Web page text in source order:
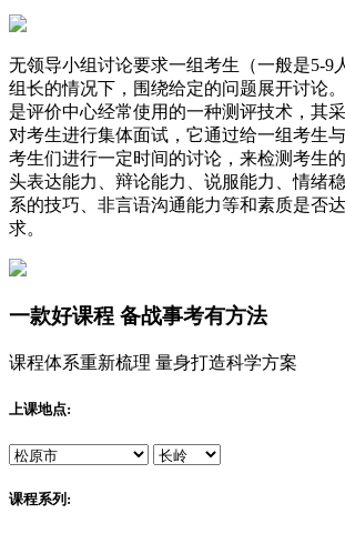
无领导小组讨论要求一组考生（一般是5-9
组长的情况下，围绕给定的问题展开讨论
是评价中心经常使用的一种测评技术，其
对考生进行集体面试，它通过给一组考生
考生们进行一定时间的讨论，来检测考生
头表达能力、辩论能力、说服能力、情绪
系的技巧、非言语沟通能力等和素质是否
求。
一款好课程 备战事考有方法
课程体系重新梳理 量身打造科学方案
上课地点:
课程系列: